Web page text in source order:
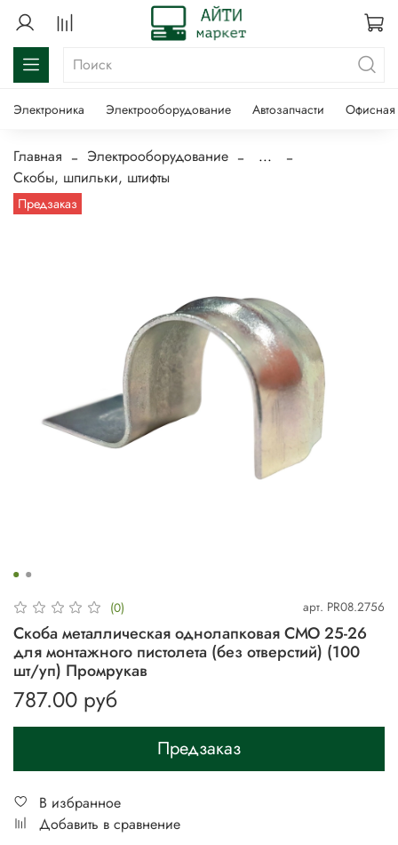
Электроника Электрооборудование Автозапчасти Офисная
Главная Электрооборудование
...
Скобы, шпильки, штифты
Предзаказ
(0) арт. PR08.2756
Скоба металлическая однолапковая СМО 25-26
для монтажного пистолета (без отверстий) (100
шт/уп) Промрукав
787.00 руб
Предзаказ
В избранное
Добавить в сравнение